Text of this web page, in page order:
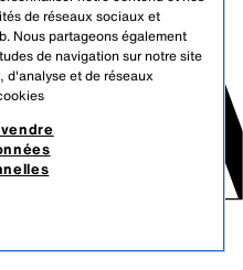
de réseaux sociaux et
Nous partageons également
de navigation sur notre site
d'analyse et de réseaux